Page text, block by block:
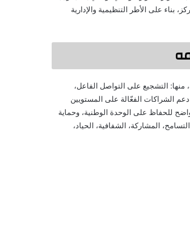
على الأطر التنظيمية والإدارية
التشجيع على التواصل الفاعل،
دعم الشراكات الفعّالة على المستويين
للحفاظ على الوحدة الوطنية، وحماية
المشاركة، الشفافية، الحياد،